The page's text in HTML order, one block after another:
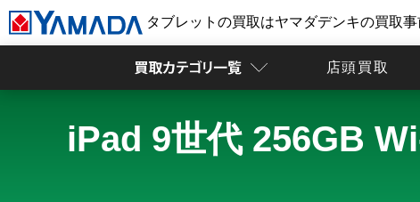
タブレットの買取はヤマダデンキの買取
店頭買取
iPad 9世代 256GB